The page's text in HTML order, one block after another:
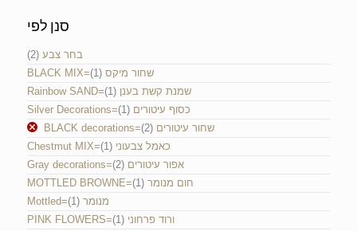
סנן לפי
בחר צבע (2)
BLACK MIX=שחור מיקס (1)
Rainbow SAND=שמנת קשת בענן (1)
Silver Decorations=כסוף עיטורים (1)
BLACK decorations=שחור עיטורים (2)
Chestmut MIX=כאמל צבעוני (1)
Gray decorations=אפור עיטורים (2)
MOTTLED BROWNE=חום מנומר (1)
Mottled=מנומר (1)
PINK FLOWERS=ורוד פרחוני (1)